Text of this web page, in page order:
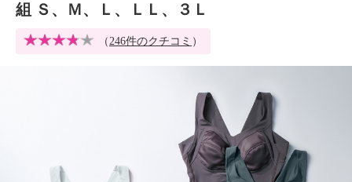
組 Ｓ、Ｍ、Ｌ、ＬＬ、３Ｌ
（246件のクチコミ ）